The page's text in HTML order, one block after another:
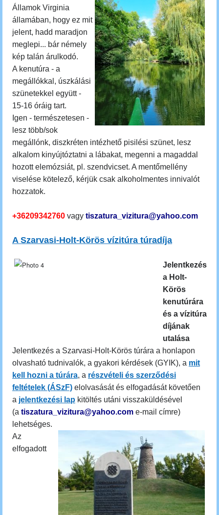
Államok Virginia
államában, hogy ez mit
jelent, hadd maradjon
meglepi... bár némely
kép talán árulkodó.
A kenutúra - a
megállókkal, úszkálási
szünetekkel együtt -
15-16 óráig tart.
Igen - természetesen -
lesz több/sok
megállónk, diszkréten intézhető pisilési szünet, lesz
alkalom kinyújtóztatni a lábakat, megenni a magaddal
hozott elemózsiát, pl. szendvicset. A mentőmellény
viselése kötelező, kérjük csak alkoholmentes innivalót
hozzatok.
+36209342760 vagy tiszatura_vizitura@yahoo.com
A Szarvasi-Holt-Körös vízitúra túradíja
Jelentkezés
a Holt-
Körös
kenutúrára
és a vízitúra
díjának
utalása
Jelentkezés a Szarvasi-Holt-Körös túrára a honlapon
olvasható tudnivalók, a gyakori kérdések (GYIK), a mit
kell hozni a túrára, a részvételi és szerződési
feltételek (ÁSzF) elolvasását és elfogadását követően
a jelentkezési lap kitöltés utáni visszaküldésével
(a tiszatura_vizitura@yahoo.com e-mail címre)
lehetséges.
Az
elfogadott